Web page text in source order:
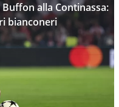
alla Continassa:
bianconeri